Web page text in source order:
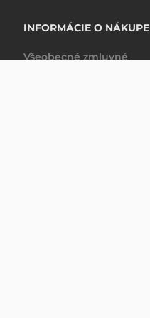
INFORMÁCIE O NÁKUPE
Všeobecné zmluvné